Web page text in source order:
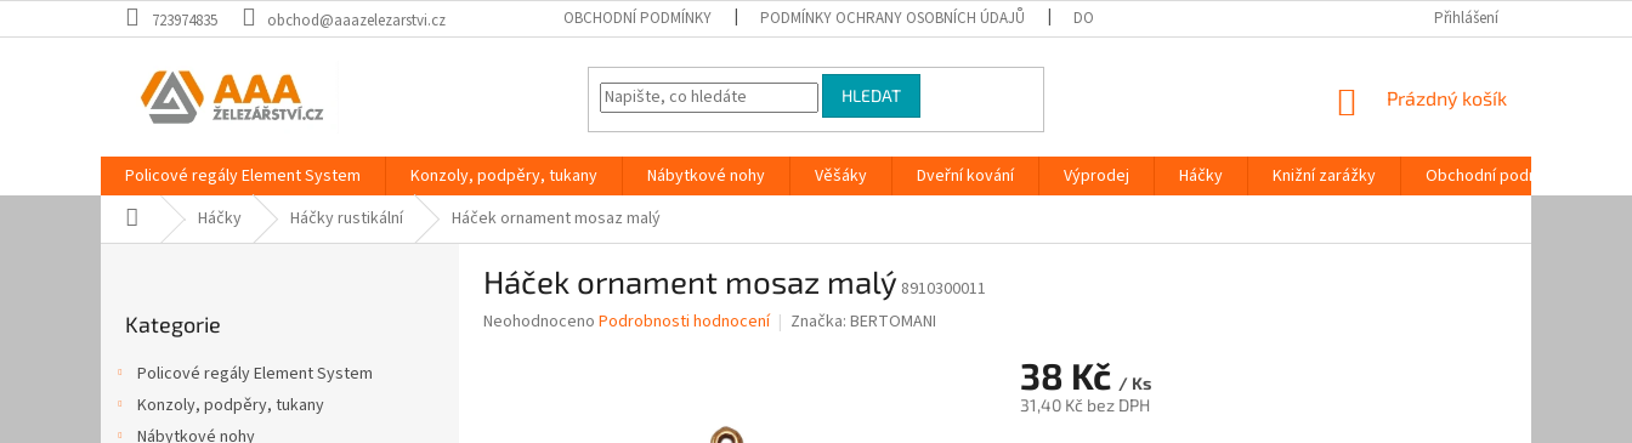
na
723974835 obchod@aaazelezarstvi.cz OBCHODNÍ PODMÍNKY PODMÍNKY OCHRANY OSOBNÍCH ÚDAJŮ DOPRAVA | ORIGINÁLNÍ REGÁLOVÉ SYSTÉMY | AAA ŽELEZÁŘSTVÍ
Přihlášení
HLEDAT
NÁKUPNÍ
Prázdný košík
Policové regály Element System Konzoly, podpěry, tukany Nábytkové nohy Věšáky Dveřní kování Výprodej Háčky Knižní zarážky Obchodní podmínky
Domů Háčky Háčky rustikální Háček ornament mosaz malý
kategorie
Kategorie
Policové regály Element System
Konzoly, podpěry, tukany
Nábytkové nohy
Háček ornament mosaz malý 8910300011
Průměrné
Neohodnoceno Podrobnosti hodnocení Značka: BERTOMANI
38 Kč / Ks
31,40 Kč bez DPH